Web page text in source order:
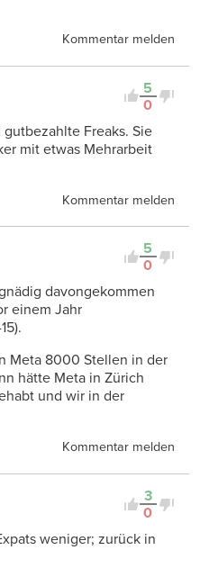
Kommentar melden
5
0
Freaks. Sie
mit etwas Mehrarbeit
Kommentar melden
5
0
davongekommen
einem Jahr
Meta 8000 Stellen in der
hätte Meta in Zürich
und wir in der
Kommentar melden
3
0
weniger; zurück in